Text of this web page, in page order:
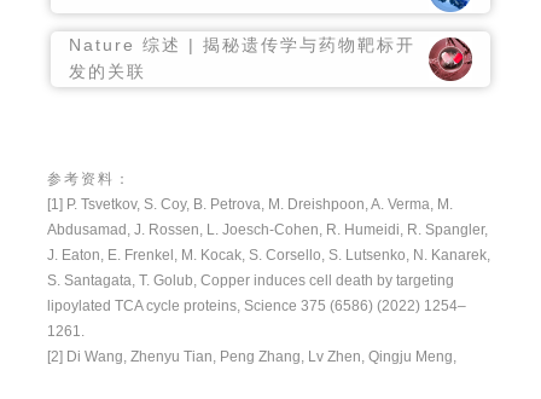
Nature 综述 | 揭秘遗传学与药物靶标开
发的关联
参考资料：
[1] P. Tsvetkov, S. Coy, B. Petrova, M. Dreishpoon, A. Verma, M.
Abdusamad, J. Rossen, L. Joesch-Cohen, R. Humeidi, R. Spangler,
J. Eaton, E. Frenkel, M. Kocak, S. Corsello, S. Lutsenko, N. Kanarek,
S. Santagata, T. Golub, Copper induces cell death by targeting
lipoylated TCA cycle proteins, Science 375 (6586) (2022) 1254–
1261.
[2] Di Wang, Zhenyu Tian, Peng Zhang, Lv Zhen, Qingju Meng,